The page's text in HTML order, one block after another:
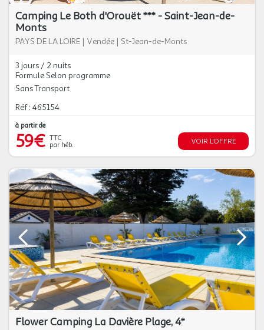
Camping Le Both d'Orouët *** - Saint-Jean-de-
Monts
PAYS DE LA LOIRE | Vendée | St-Jean-de-Monts
3 jours / 2 nuits
Formule Selon programme
Sans Transport
Réf : 465154
à partir de
59€ TTC
par héb.
VOIR L'OFFRE
Flower Camping La Davière Plage, 4*